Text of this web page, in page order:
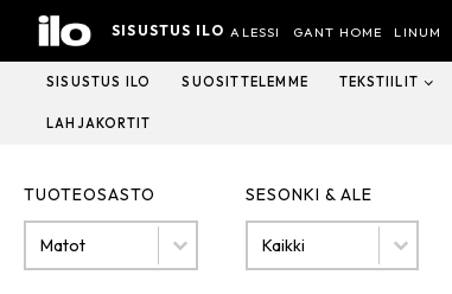
Hyppää
sisältöön
SISUSTUS ILO ALESSI GANT HOME LINUM
SISUSTUS ILO SUOSITTELEMME TEKSTIILIT
LAHJAKORTIT
TUOTEOSASTO
TUOTEOSASTO
Tuoteosasto
SESONKI & ALE
SESONKI & ALE
SESONKI & ALE